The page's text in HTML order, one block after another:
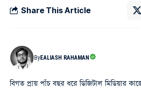
Share This Article
ByEALIASH RAHAMAN
বিগত প্রায় পাঁচ বছর ধরে ডিজিটাল মিডিয়ার